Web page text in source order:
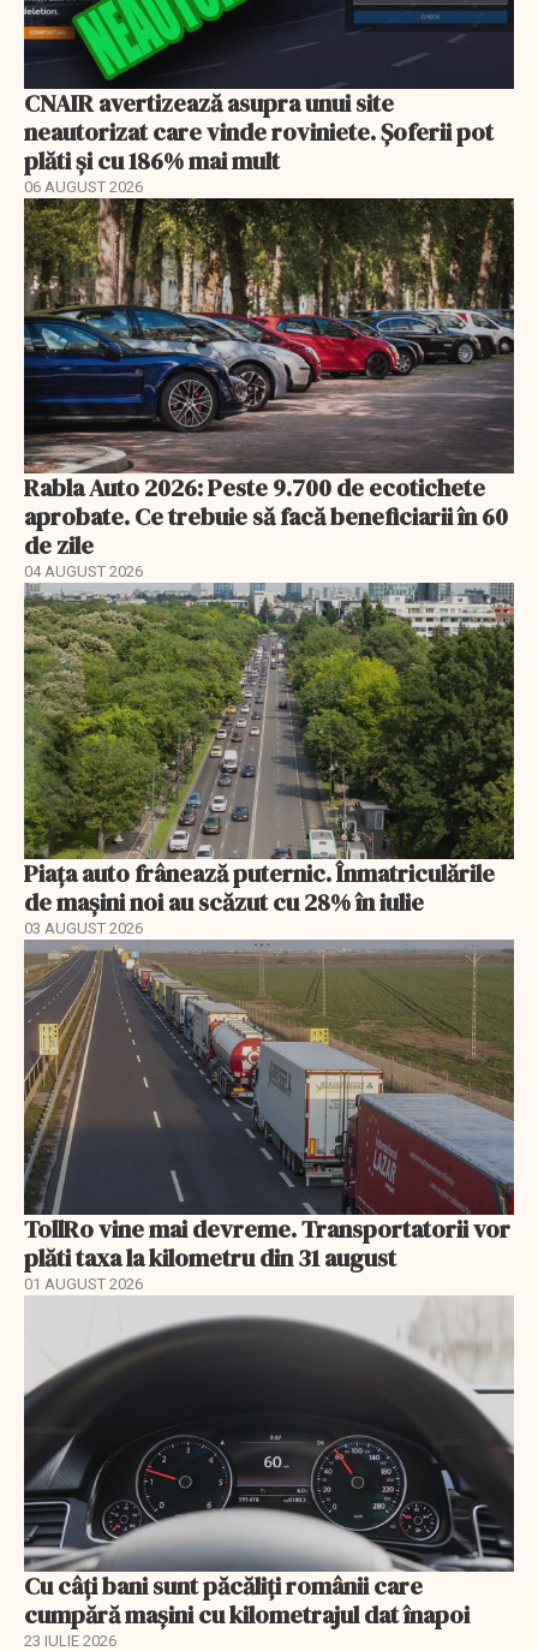
CNAIR avertizează asupra unui site
neautorizat care vinde roviniete. Șoferii pot
plăti și cu 186% mai mult
06 AUGUST 2026
Rabla Auto 2026: Peste 9.700 de ecotichete
aprobate. Ce trebuie să facă beneficiarii în 60
de zile
04 AUGUST 2026
Piața auto frânează puternic. Înmatriculările
de mașini noi au scăzut cu 28% în iulie
03 AUGUST 2026
TollRo vine mai devreme. Transportatorii vor
plăti taxa la kilometru din 31 august
01 AUGUST 2026
Cu câţi bani sunt păcăliţi românii care
cumpără maşini cu kilometrajul dat înapoi
23 IULIE 2026